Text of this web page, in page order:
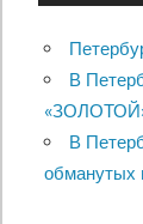
В
«ЗОЛОТОЙ»
В
обманутых